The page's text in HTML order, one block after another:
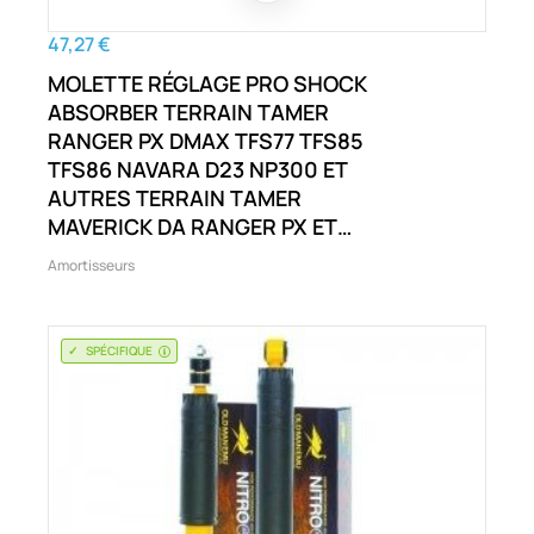
47,27 €
MOLETTE RÉGLAGE PRO SHOCK
ABSORBER TERRAIN TAMER
RANGER PX DMAX TFS77 TFS85
TFS86 NAVARA D23 NP300 ET
AUTRES TERRAIN TAMER
MAVERICK DA RANGER PX ET
AUTRES
Amortisseurs
SPÉCIFIQUE